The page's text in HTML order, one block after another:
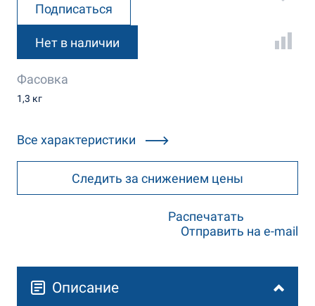
Подписаться
Нет в наличии
Фасовка
1,3 кг
Все характеристики
Следить за снижением цены
Распечатать
Отправить на e-mail
Описание